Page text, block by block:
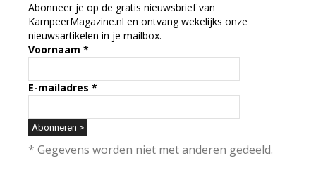
Abonneer je op de gratis nieuwsbrief van
KampeerMagazine.nl en ontvang wekelijks onze
nieuwsartikelen in je mailbox.
Voornaam *
E-mailadres *
* Gegevens worden niet met anderen gedeeld.